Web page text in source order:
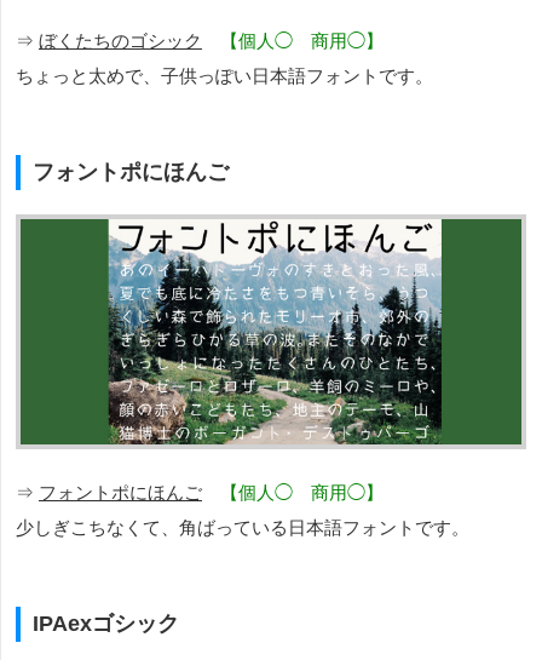
⇒ ぼくたちのゴシック
【個人◯ 商用◯】
ちょっと太めで、子供っぽい日本語フォントです。
フォントポにほんご
⇒ フォントポにほんご
【個人◯ 商用◯】
少しぎこちなくて、角ばっている日本語フォントです。
IPAexゴシック